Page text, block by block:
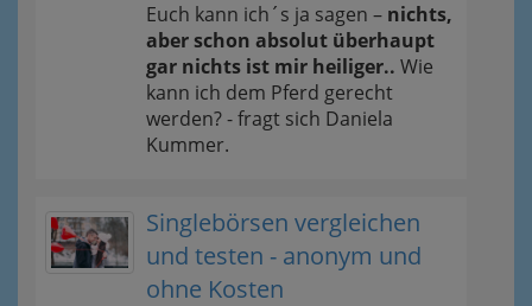
Euch kann ich´s ja sagen – nichts,
aber schon absolut überhaupt
gar nichts ist mir heiliger.. Wie
kann ich dem Pferd gerecht
werden? - fragt sich Daniela
Kummer.
Singlebörsen vergleichen
und testen - anonym und
ohne Kosten